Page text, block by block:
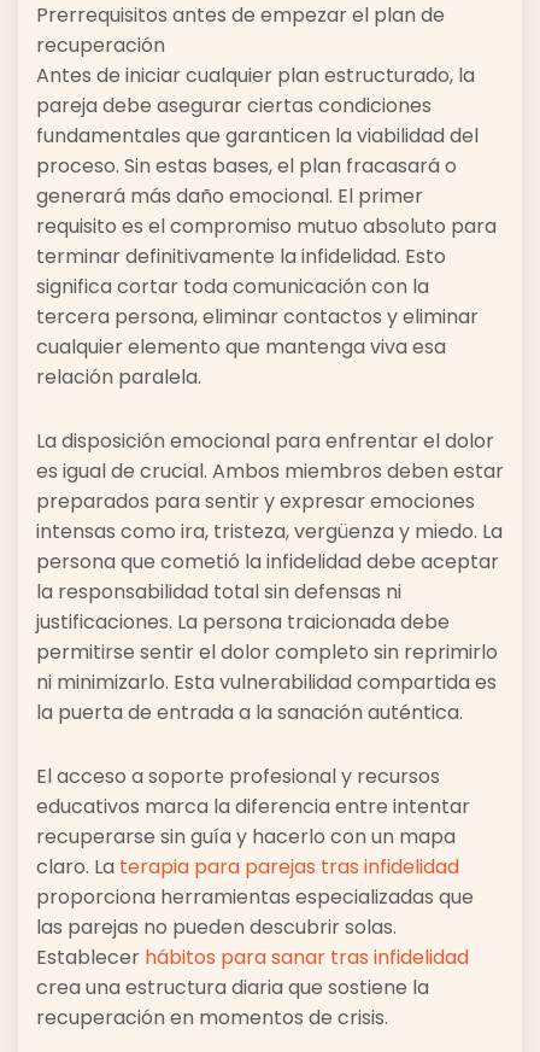
Prerrequisitos antes de empezar el plan de
recuperación
Antes de iniciar cualquier plan estructurado, la
pareja debe asegurar ciertas condiciones
fundamentales que garanticen la viabilidad del
proceso. Sin estas bases, el plan fracasará o
generará más daño emocional. El primer
requisito es el compromiso mutuo absoluto para
terminar definitivamente la infidelidad. Esto
significa cortar toda comunicación con la
tercera persona, eliminar contactos y eliminar
cualquier elemento que mantenga viva esa
relación paralela.
La disposición emocional para enfrentar el dolor
es igual de crucial. Ambos miembros deben estar
preparados para sentir y expresar emociones
intensas como ira, tristeza, vergüenza y miedo. La
persona que cometió la infidelidad debe aceptar
la responsabilidad total sin defensas ni
justificaciones. La persona traicionada debe
permitirse sentir el dolor completo sin reprimirlo
ni minimizarlo. Esta vulnerabilidad compartida es
la puerta de entrada a la sanación auténtica.
El acceso a soporte profesional y recursos
educativos marca la diferencia entre intentar
recuperarse sin guía y hacerlo con un mapa
claro. La terapia para parejas tras infidelidad
proporciona herramientas especializadas que
las parejas no pueden descubrir solas.
Establecer hábitos para sanar tras infidelidad
crea una estructura diaria que sostiene la
recuperación en momentos de crisis.